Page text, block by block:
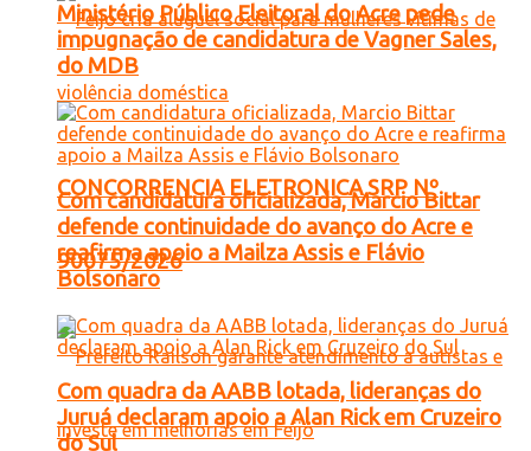
CONCORRENCIA ELETRONICA SRP Nº
90075/2026
Ministério Público Eleitoral do Acre pede
impugnação de candidatura de Vagner Sales,
do MDB
Com candidatura oficializada, Marcio Bittar
defende continuidade do avanço do Acre e
reafirma apoio a Mailza Assis e Flávio
Bolsonaro
Com quadra da AABB lotada, lideranças do
Juruá declaram apoio a Alan Rick em Cruzeiro
do Sul